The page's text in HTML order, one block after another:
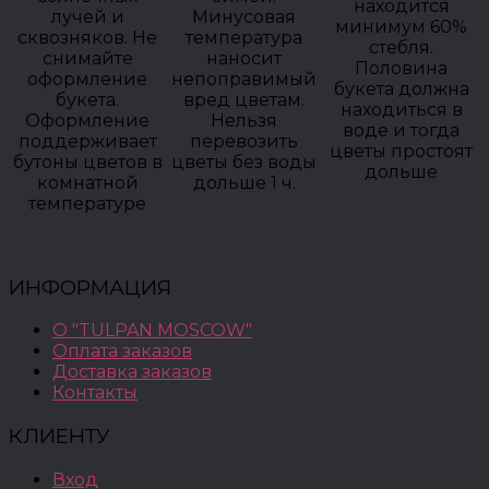
лучей и
сквозняков. Не
снимайте
оформление
букета.
Оформление
поддерживает
бутоны цветов в
комнатной
температуре
Минусовая
температура
наносит
непоправимый
вред цветам.
Нельзя
перевозить
цветы без воды
дольше 1 ч.
находится
минимум 60%
стебля.
Половина
букета должна
находиться в
воде и тогда
цветы простоят
дольше
ИНФОРМАЦИЯ
О "TULPAN MOSCOW"
Оплата заказов
Доставка заказов
Контакты
КЛИЕНТУ
Вход